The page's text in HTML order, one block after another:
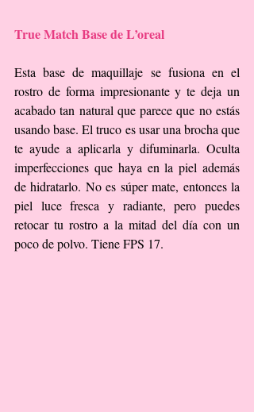
True Match Base de L’oreal
Esta base de maquillaje se fusiona en el
rostro de forma impresionante y te deja un
acabado tan natural que parece que no estás
usando base. El truco es usar una brocha que
te ayude a aplicarla y difuminarla. Oculta
imperfecciones que haya en la piel además
de hidratarlo. No es súper mate, entonces la
piel luce fresca y radiante, pero puedes
retocar tu rostro a la mitad del día con un
poco de polvo. Tiene FPS 17.